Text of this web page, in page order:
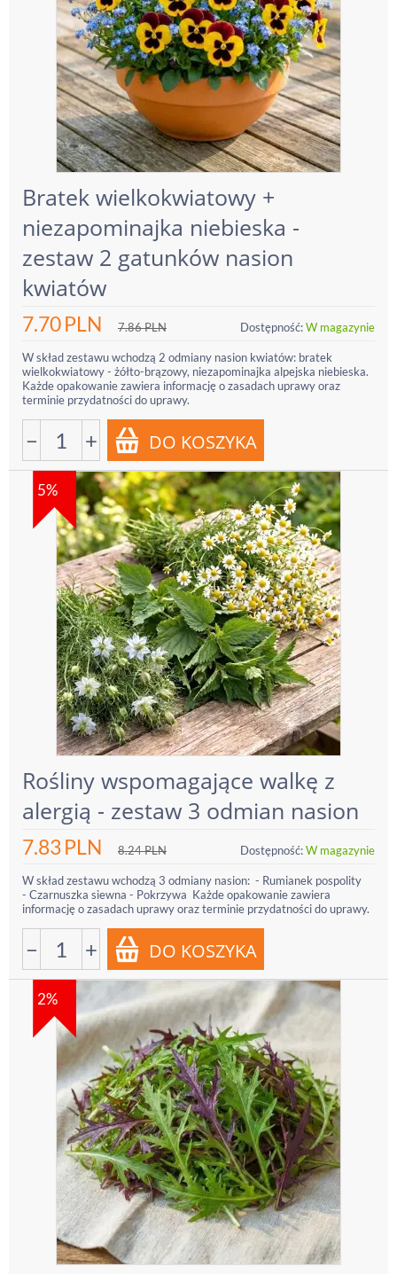
Bratek wielkokwiatowy +
niezapominajka niebieska -
zestaw 2 gatunków nasion
kwiatów
7.70PLN 7.86PLN Dostępność:W magazynie
W skład zestawu wchodzą 2 odmiany nasion kwiatów: bratek
wielkokwiatowy - żółto-brązowy, niezapominajka alpejska niebieska.
Każde opakowanie zawiera informację o zasadach uprawy oraz
terminie przydatności do uprawy.
− +
5%
Rośliny wspomagające walkę z
alergią - zestaw 3 odmian nasion
7.83PLN 8.24PLN Dostępność:W magazynie
W skład zestawu wchodzą 3 odmiany nasion: - Rumianek pospolity
- Czarnuszka siewna - Pokrzywa Każde opakowanie zawiera
informację o zasadach uprawy oraz terminie przydatności do uprawy.
− +
2%